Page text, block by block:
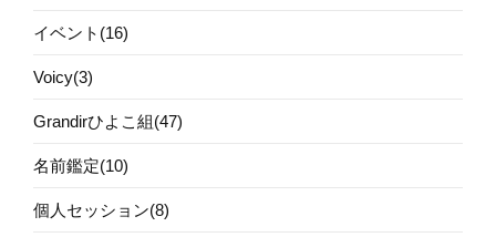
イベント(16)
Voicy(3)
Grandirひよこ組(47)
名前鑑定(10)
個人セッション(8)